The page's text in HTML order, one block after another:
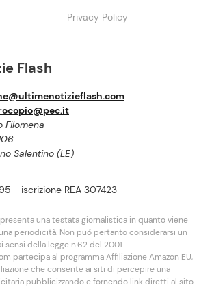
Flash
Filomena
Salentino (LE)
- iscrizione REA 307423
una testata giornalistica in quanto viene
periodicità. Non puó pertanto considerarsi un
della legge n.62 del 2001.
partecipa al programma Affiliazione Amazon EU,
che consente ai siti di percepire una
pubblicizzando e fornendo link diretti al sito
Privacy Policy